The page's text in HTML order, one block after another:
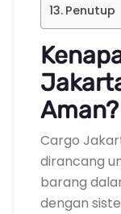
Penutup
Aman?
Cargo
dirancang
barang
dengan